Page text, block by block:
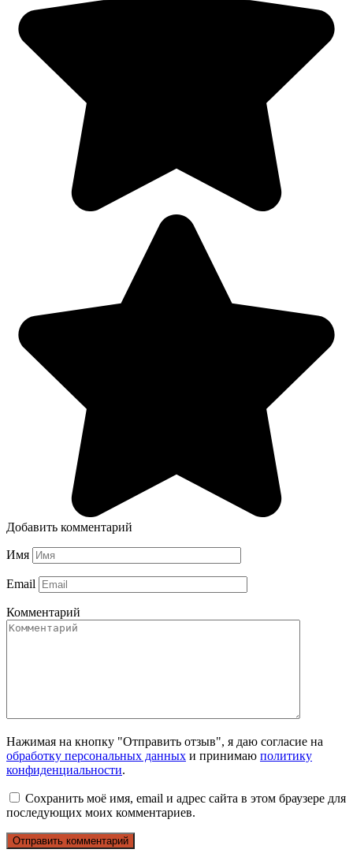
Добавить комментарий
Имя
Email
Комментарий
Нажимая на кнопку "Отправить отзыв", я даю согласие на
обработку персональных данных и принимаю политику
конфиденциальности.
Сохранить моё имя, email и адрес сайта в этом браузере для
последующих моих комментариев.